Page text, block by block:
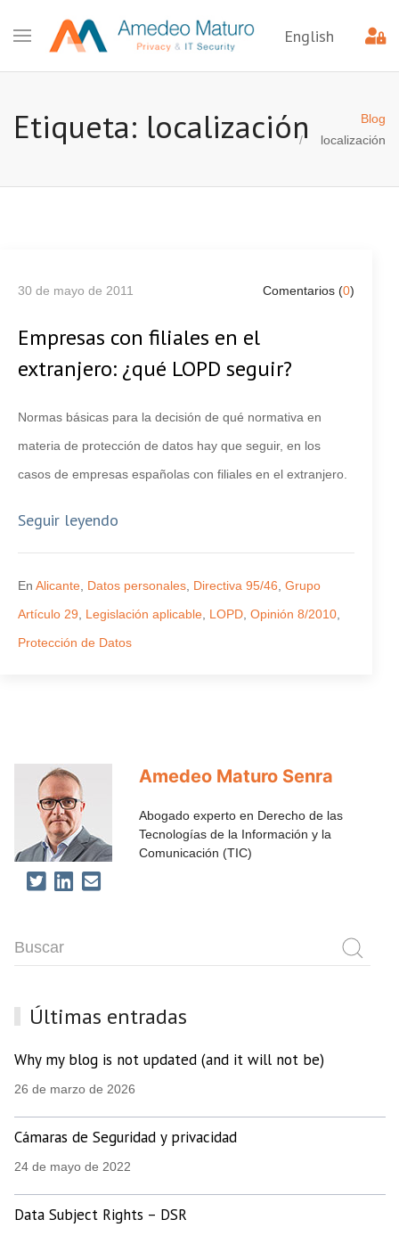
English
Etiqueta: localización
Blog
localización
30 de mayo de 2011 Comentarios (0)
Empresas con filiales en el
extranjero: ¿qué LOPD seguir?
Normas básicas para la decisión de qué normativa en
materia de protección de datos hay que seguir, en los
casos de empresas españolas con filiales en el extranjero.
Seguir leyendo
En Alicante Datos personales Directiva 95/46 Grupo
Artículo 29
Legislación aplicable LOPD Opinión 8/2010
Protección de Datos
Amedeo Maturo Senra
Abogado experto en Derecho de las
Tecnologías de la Información y la
Comunicación (TIC)
Últimas entradas
Why my blog is not updated (and it will not be)
26 de marzo de 2026
Cámaras de Seguridad y privacidad
24 de mayo de 2022
Data Subject Rights – DSR